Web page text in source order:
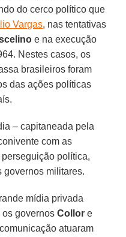
do cerco político que
Vargas, nas tentativas
e na execução
Nestes casos, os
brasileiros foram
das ações políticas
– capitaneada pela
com as
política,
governos militares.
mídia privada
os governosCollor e
atuaram